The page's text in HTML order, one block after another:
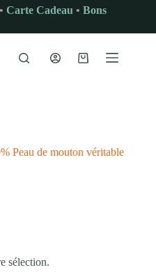
Carte Cadeau • Bons
Panier
Peau de mouton véritable
sélection.